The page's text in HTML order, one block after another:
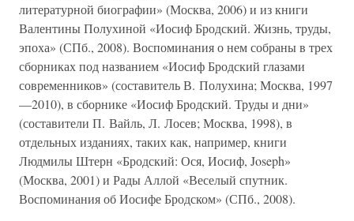
литературной биографии» (Москва, 2006) и из книги
Валентины Полухиной «Иосиф Бродский. Жизнь, труды,
эпоха» (СПб., 2008). Воспоминания о нем собраны в трех
сборниках под названием «Иосиф Бродский глазами
современников» (составитель В. Полухина; Москва, 1997
—2010), в сборнике «Иосиф Бродский. Труды и дни»
(составители П. Вайль, Л. Лосев; Москва, 1998), в
отдельных изданиях, таких как, например, книги
Людмилы Штерн «Бродский: Ося, Иосиф, Joseph»
(Москва, 2001) и Рады Аллой «Веселый спутник.
Воспоминания об Иосифе Бродском» (СПб., 2008).